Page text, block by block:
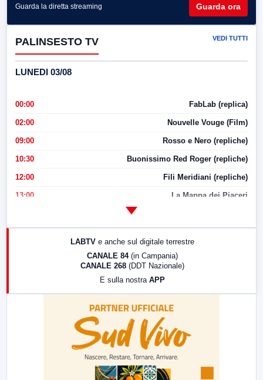
Guarda la diretta streaming Guarda ora
PALINSESTO TV VEDI TUTTI
LUNEDI 03/08
00:00 FabLab (replica)
02:00 Nouvelle Vouge (Film)
09:00 Rosso e Nero (repliche)
10:30 Buonissimo Red Roger (repliche)
12:00 Fili Meridiani (repliche)
13:00 La Mappa dei Piaceri
LABTV e anche sul digitale terrestre
CANALE 84 (in Campania)
CANALE 268 (DDT Nazionale)
E sulla nostra APP